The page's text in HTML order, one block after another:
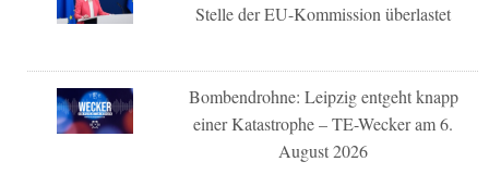
Stelle der EU-Kommission überlastet
Bombendrohne: Leipzig entgeht knapp
einer Katastrophe – TE-Wecker am 6.
August 2026